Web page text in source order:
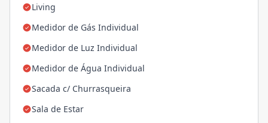
Living
Medidor de Gás Individual
Medidor de Luz Individual
Medidor de Água Individual
Sacada c/ Churrasqueira
Sala de Estar